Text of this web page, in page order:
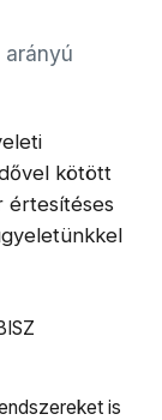
kötött
értesítéses
is